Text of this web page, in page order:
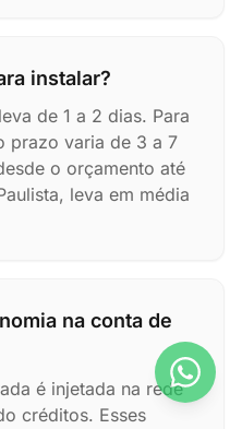
instalar?
de 1 a 2 dias. Para
prazo varia de 3 a 7
o orçamento até
leva em média
na conta de
é injetada na rede
créditos. Esses